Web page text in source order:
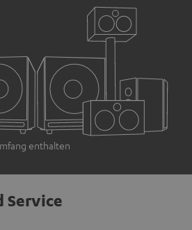
enthalten
Service